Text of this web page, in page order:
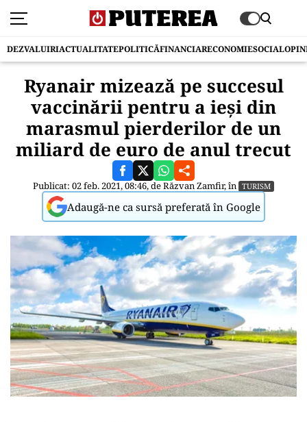
DEZVALUIRIACTUALITATEPOLITICĂFINANCIARECONOMIESOCIAL
Ryanair mizează pe succesul
vaccinării pentru a ieși din
marasmul pierderilor de un
miliard de euro de anul trecut
Publicat: 02 feb. 2021, 08:46, deRăzvan Zamfir, în TURISM
Adaugă-ne ca sursă preferată în Google